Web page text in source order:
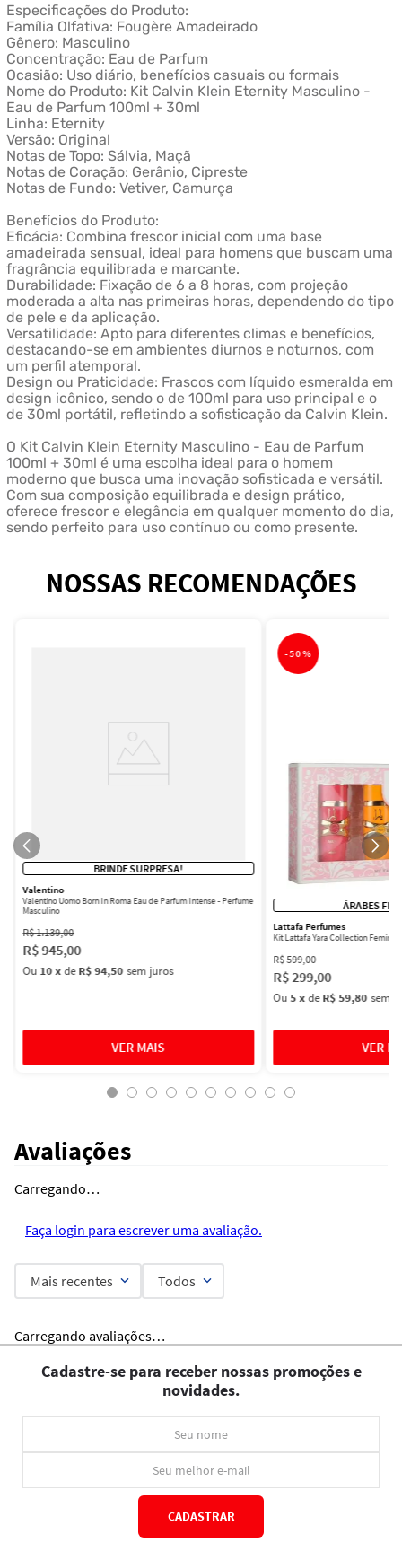
Especificações do Produto:
Família Olfativa: Fougère Amadeirado
Gênero: Masculino
Concentração: Eau de Parfum
Ocasião: Uso diário, benefícios casuais ou formais
Nome do Produto: Kit Calvin Klein Eternity Masculino -
Eau de Parfum 100ml + 30ml
Linha: Eternity
Versão: Original
Notas de Topo: Sálvia, Maçã
Notas de Coração: Gerânio, Cipreste
Notas de Fundo: Vetiver, Camurça
Benefícios do Produto:
Eficácia: Combina frescor inicial com uma base
amadeirada sensual, ideal para homens que buscam uma
fragrância equilibrada e marcante.
Durabilidade: Fixação de 6 a 8 horas, com projeção
moderada a alta nas primeiras horas, dependendo do tipo
de pele e da aplicação.
Versatilidade: Apto para diferentes climas e benefícios,
destacando-se em ambientes diurnos e noturnos, com
um perfil atemporal.
Design ou Praticidade: Frascos com líquido esmeralda em
design icônico, sendo o de 100ml para uso principal e o
de 30ml portátil, refletindo a sofisticação da Calvin Klein.
O Kit Calvin Klein Eternity Masculino - Eau de Parfum
100ml + 30ml é uma escolha ideal para o homem
moderno que busca uma inovação sofisticada e versátil.
Com sua composição equilibrada e design prático,
oferece frescor e elegância em qualquer momento do dia,
sendo perfeito para uso contínuo ou como presente.
NOSSAS RECOMENDAÇÕES
BRINDE SURPRESA!
Valentino
Valentino Uomo Born In Roma Eau de Parfum Intense - Perfume
Masculino
R$1.139,00
R$945,00
Ou 10xdeR$ 94,50 sem juros
-50%
ÁRABES
Lattafa Perfumes
Kit Lattafa Yara Collection
R$599,00
R$ 299,00
Ou5xdeR$ 59,80 sem
Avaliações
Carregando…
Faça login para escrever uma avaliação.
Mais recentes Todos
Carregando avaliações…
Cadastre-se para receber nossas promoções e
novidades.
CADASTRAR